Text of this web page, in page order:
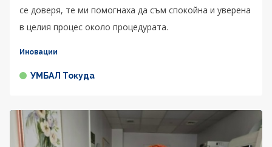
се доверя, те ми помогнаха да съм спокойна и уверена
в целия процес около процедурата.
Иновации
УМБАЛ Токуда